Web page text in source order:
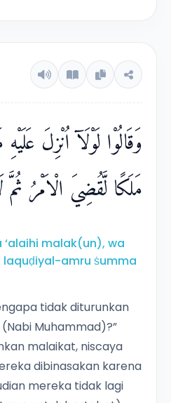
وَقَالُوْا لَوْلَآ اُنْزِلَ
مَلَكًا لَّقُضِيَ الْاَمْرُ
malak(un), wa
amru ṡumma
tidak diturunkan
Muhammad)?”
malaikat, niscaya
dibinasakan karena
mereka tidak lagi